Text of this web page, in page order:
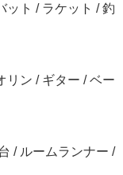
ット / ラケット / 釣
リン / ギター / ベー
/ ルームランナー /